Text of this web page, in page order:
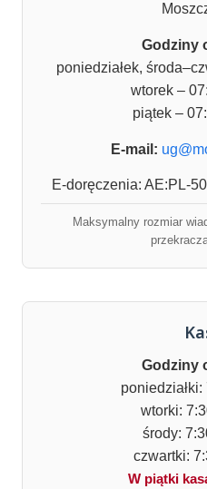
Godziny
poniedziałek,
wtorek –
piątek –
E-mail:
E-doręczenia: AE:PL-
Maksymalny rozmiar
Godziny
wtorki:
środy:
czwartki:
W piątki